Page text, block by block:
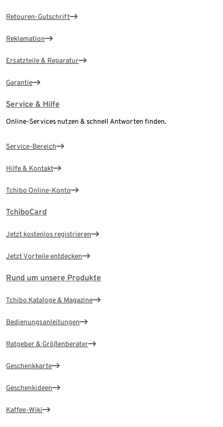
Retouren-Gutschrift
Reklamation
Ersatzteile & Reparatur
Garantie
Service & Hilfe
Online-Services nutzen & schnell Antworten finden.
Service-Bereich
Hilfe & Kontakt
Tchibo Online-Konto
TchiboCard
Jetzt kostenlos registrieren
Jetzt Vorteile entdecken
Rund um unsere Produkte
Tchibo Kataloge & Magazine
Bedienungsanleitungen
Ratgeber & Größenberater
Geschenkkarte
Geschenkideen
Kaffee-Wiki